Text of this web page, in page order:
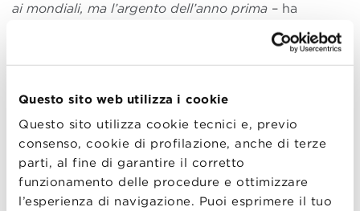
Questo sito web utilizza i cookie
Questo sito utilizza cookie tecnici e, previo
consenso, cookie di profilazione, anche di terze
parti, al fine di garantire il corretto
funzionamento delle procedure e ottimizzare
l’esperienza di navigazione. Puoi esprimere il tuo
ai mondiali, ma l’argento dell’anno prima – ha
perché ha generato la
spinta che mi ha permesso di arrivare alle Olimpiadi:
lo sport, come il lavoro, è un percorso di crescita
e difficoltà da affrontare con studio e
determinazione, ma anche apertura a nuove sfide”
Prendere dei rischi, cadere, rialzarsi, tutto può essere
per la campionessa un ‘perché no?’, nonostante le
difficoltà:
“il segreto è pensare positivo e non